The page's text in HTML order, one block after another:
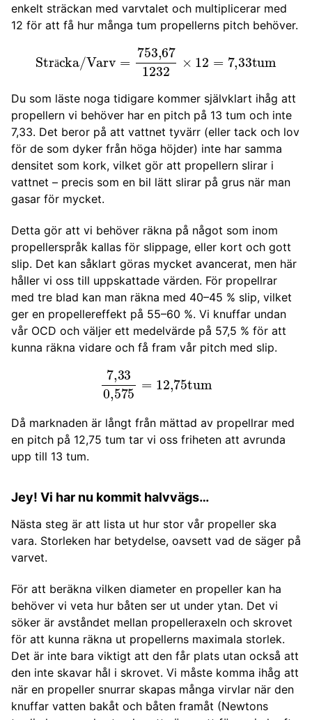
enkelt sträckan med varvtalet och multiplicerar med
12 för att få hur många tum propellerns pitch behöver.
ä
753,671232
Du som läste noga tidigare kommer självklart ihåg att
propellern vi behöver har en pitch på 13 tum och inte
7,33. Det beror på att vattnet tyvärr (eller tack och lov
för de som dyker från höga höjder) inte har samma
densitet som kork, vilket gör att propellern slirar i
vattnet – precis som en bil lätt slirar på grus när man
gasar för mycket.
Detta gör att vi behöver räkna på något som inom
propellerspråk kallas för slippage, eller kort och gott
slip. Det kan såklart göras mycket avancerat, men här
håller vi oss till uppskattade värden. För propellrar
med tre blad kan man räkna med 40–45 % slip, vilket
ger en propellereffekt på 55–60 %. Vi knuffar undan
vår OCD och väljer ett medelvärde på 57,5 % för att
kunna räkna vidare och få fram vår pitch med slip.
33 0,575
Då marknaden är långt från mättad av propellrar med
en pitch på 12,75 tum tar vi oss friheten att avrunda
upp till 13 tum.
Jey! Vi har nu kommit halvvägs…
Nästa steg är att lista ut hur stor vår propeller ska
vara. Storleken har betydelse, oavsett vad de säger på
varvet.
För att beräkna vilken diameter en propeller kan ha
behöver vi veta hur båten ser ut under ytan. Det vi
söker är avståndet mellan propelleraxeln och skrovet
för att kunna räkna ut propellerns maximala storlek.
Det är inte bara viktigt att den får plats utan också att
den inte skavar hål i skrovet. Vi måste komma ihåg att
när en propeller snurrar skapas många virvlar när den
knuffar vatten bakåt och båten framåt (Newtons